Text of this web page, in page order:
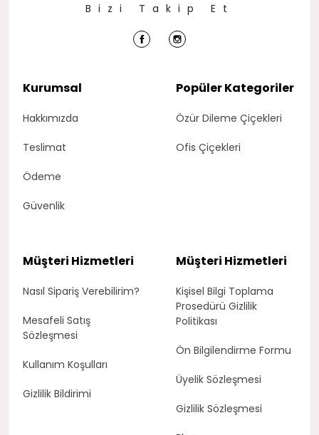
Kurumsal
Hakkımızda
Teslimat
Ödeme
Güvenlik
Popüler Kategoriler
Özür Dileme Çiçekleri
Ofis Çiçekleri
Bizi Takip Et
Müşteri Hizmetleri
Nasıl Sipariş Verebilirim?
Mesafeli Satış
Sözleşmesi
Kullanım Koşulları
Gizlilik Bildirimi
Müşteri Hizmetleri
Kişisel Bilgi Toplama
Prosedürü Gizlilik
Politikası
Ön Bilgilendirme Formu
Üyelik Sözleşmesi
Gizlilik Sözleşmesi